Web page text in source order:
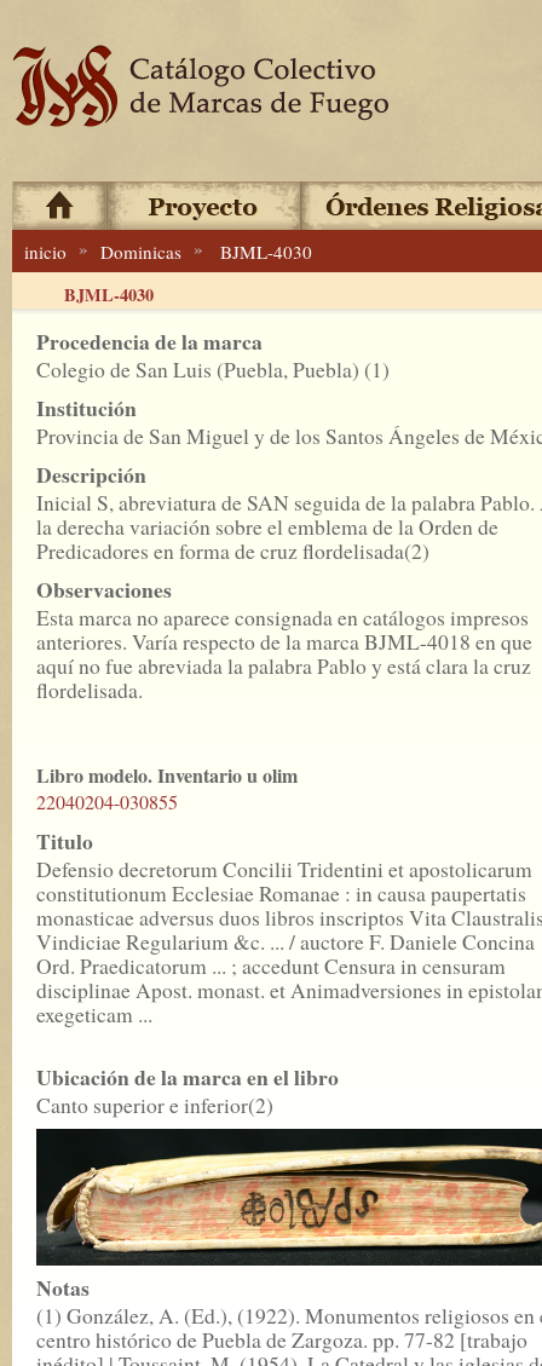
inicio » Dominicas » BJML-4030
BJML-4030
Procedencia de la marca
Colegio de San Luis (Puebla, Puebla) (1)
Institución
Provincia de San Miguel y de los Santos Ángeles de
Descripción
Inicial S, abreviatura de SAN seguida de la palabra Pablo.
la derecha variación sobre el emblema de la Orden de
Predicadores en forma de cruz flordelisada(2)
Observaciones
Esta marca no aparece consignada en catálogos impresos
anteriores. Varía respecto de la marca BJML-4018 en que
aquí no fue abreviada la palabra Pablo y está clara la cruz
flordelisada.
Libro modelo. Inventario u olim
22040204-030855
Titulo
Defensio decretorum Concilii Tridentini et apostolicarum
constitutionum Ecclesiae Romanae : in causa paupertatis
monasticae adversus duos libros inscriptos Vita
Vindiciae Regularium &c. ... / auctore F. Daniele Concina
Ord. Praedicatorum ... ; accedunt Censura in censuram
disciplinae Apost. monast. et Animadversiones in
exegeticam ...
Ubicación de la marca en el libro
Canto superior e inferior(2)
Notas
(1) González, A. (Ed.), (1922). Monumentos religiosos en
centro histórico de Puebla de Zargoza. pp. 77-82 [trabajo